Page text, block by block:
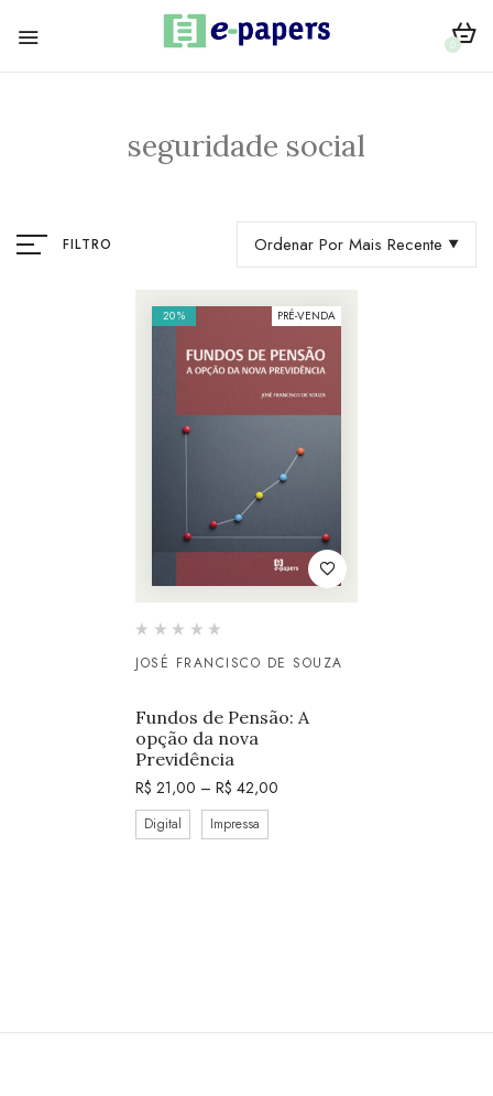
0
seguridade social
FILTRO Ordenar Por Mais Recente
20% PRÉ-VENDA
JOSÉ FRANCISCO DE SOUZA
Fundos de Pensão: A
opção da nova
Previdência
R$ 21,00 – R$ 42,00
Digital Impressa